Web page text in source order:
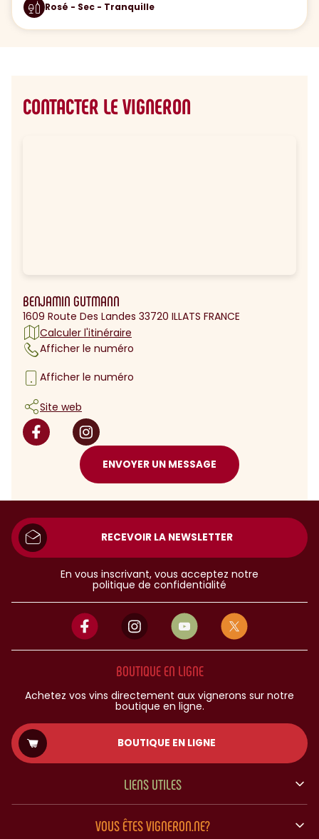
Rosé - Sec - Tranquille
CONTACTER LE VIGNERON
BENJAMIN GUTMANN
1609 Route Des Landes 33720 ILLATS FRANCE
Calculer l'itinéraire
Afficher le numéro
Afficher le numéro
Site web
ENVOYER UN MESSAGE
RECEVOIR LA NEWSLETTER
En vous inscrivant, vous acceptez notre
politique de confidentialité
BOUTIQUE EN LIGNE
Achetez vos vins directement aux vignerons sur notre
boutique en ligne.
BOUTIQUE EN LIGNE
LIENS UTILES
VOUS ÊTES VIGNERON.NE?